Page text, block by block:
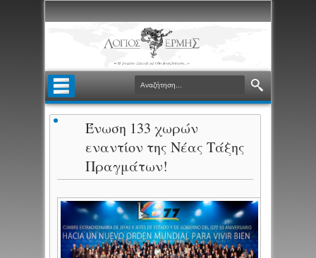
Ένωση 133 χωρών
εναντίον της Νέας Τάξης
Πραγμάτων!